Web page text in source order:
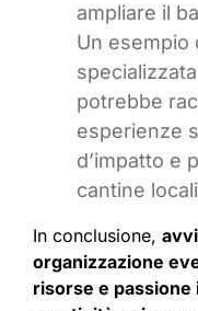
ampliare il
Un esempio
potrebbe
esperienze
d’impatto e
cantine
In conclusione,
organizzazione
risorse e